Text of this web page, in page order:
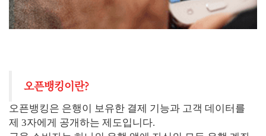
오픈뱅킹이란?
오픈뱅킹은 은행이 보유한 결제 기능과 고객 데이터를
제 3자에게 공개하는 제도입니다.